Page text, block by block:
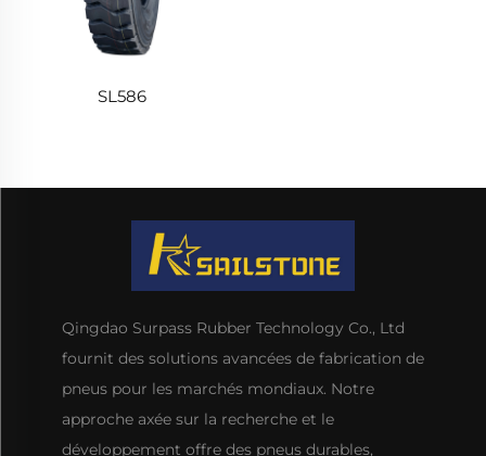
SL586
Qingdao Surpass Rubber Technology Co., Ltd
fournit des solutions avancées de fabrication de
pneus pour les marchés mondiaux. Notre
approche axée sur la recherche et le
développement offre des pneus durables,